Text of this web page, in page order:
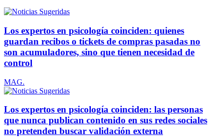
Los expertos en psicología coinciden: quienes
guardan recibos o tickets de compras pasadas no
son acumuladores, sino que tienen necesidad de
control
MAG.
Los expertos en psicología coinciden: las personas
que nunca publican contenido en sus redes sociales
no pretenden buscar validación externa